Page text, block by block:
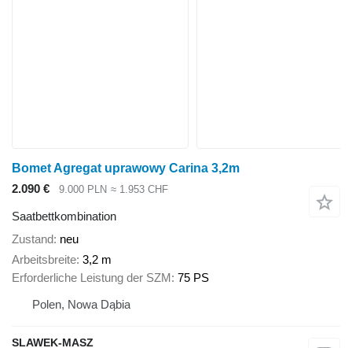
Bomet Agregat uprawowy Carina 3,2m
2.090 €
9.000 PLN ≈ 1.953 CHF
Saatbettkombination
Zustand neu
Arbeitsbreite 3,2 m
Erforderliche Leistung der SZM 75 PS
Polen, Nowa Dąbia
SLAWEK-MASZ